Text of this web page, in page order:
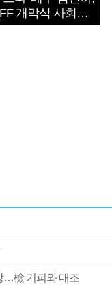
개막식 사회자
…檢 기피와 대조